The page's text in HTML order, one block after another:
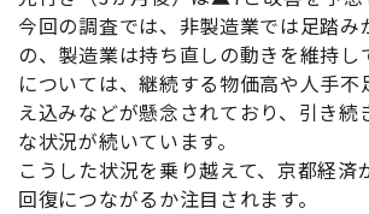
今回の調査では、非製造業では足踏み
の、製造業は持ち直しの動きを維持し
については、継続する物価高や人手
え込みなどが懸念されており、引き続
な状況が続いています。
こうした状況を乗り越えて、京都経済
回復につながるか注目されます。